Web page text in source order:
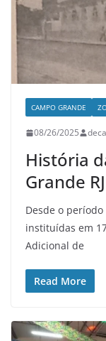
CAMPO GRANDE
08/26/2025
História
Grande RJ
Desde o
instituídas em
Adicional de
Read More